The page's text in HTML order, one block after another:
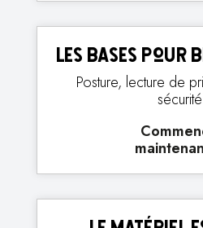
Les bases pour
Posture, lecture de